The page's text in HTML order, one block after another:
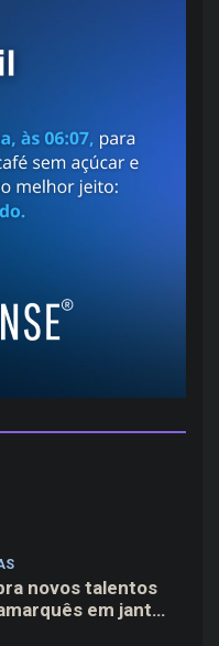
novos talentos
em jantar
Daphne